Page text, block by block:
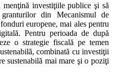
menţină investiţiile publice şi să
din Mecanismul de
europene, mai ales pentru
Pentru perioada de după
o strategie fiscală pe temen
combinată cu investiţii
sustenabilă mai mare şi o poziţi